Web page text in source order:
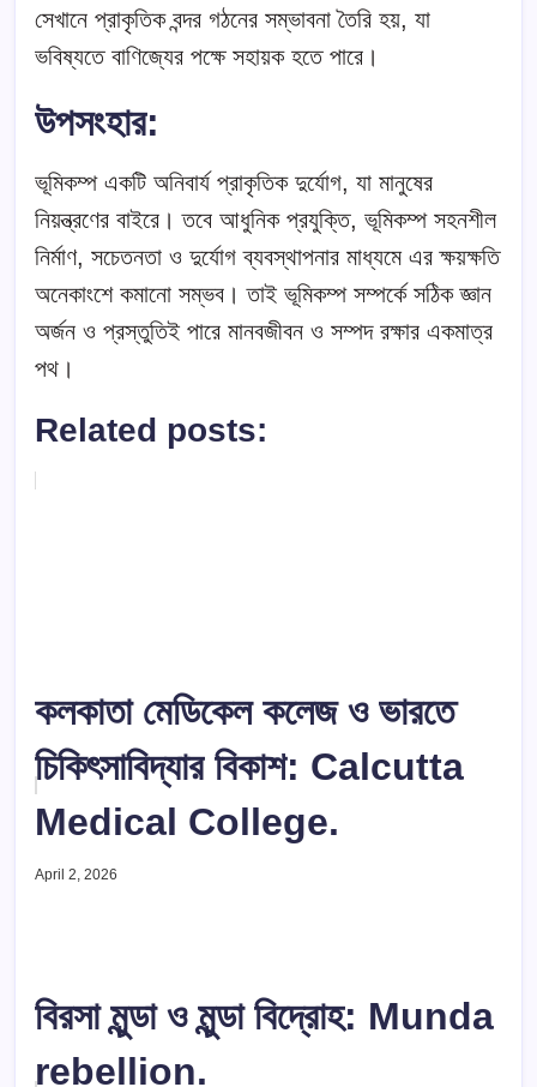
সেখানে প্রাকৃতিক বন্দর গঠনের সম্ভাবনা তৈরি হয়, যা
ভবিষ্যতে বাণিজ্যের পক্ষে সহায়ক হতে পারে।
উপসংহার:
ভূমিকম্প একটি অনিবার্য প্রাকৃতিক দুর্যোগ, যা মানুষের
নিয়ন্ত্রণের বাইরে। তবে আধুনিক প্রযুক্তি, ভূমিকম্প সহনশীল
নির্মাণ, সচেতনতা ও দুর্যোগ ব্যবস্থাপনার মাধ্যমে এর ক্ষয়ক্ষতি
অনেকাংশে কমানো সম্ভব। তাই ভূমিকম্প সম্পর্কে সঠিক জ্ঞান
অর্জন ও প্রস্তুতিই পারে মানবজীবন ও সম্পদ রক্ষার একমাত্র
পথ।
Related posts:
কলকাতা মেডিকেল কলেজ ও ভারতে
চিকিৎসাবিদ্যার বিকাশ: Calcutta
Medical College.
April 2, 2026
বিরসা মুন্ডা ও মুন্ডা বিদ্রোহ: Munda
rebellion.